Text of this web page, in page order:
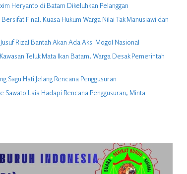
Heryanto di Batam Dikeluhkan Pelanggan
Final, Kuasa Hukum Warga Nilai Tak Manusiawi dan
Rizal Bantah Akan Ada Aksi Mogol Nasional
Teluk Mata Ikan Batam, Warga Desak Pemerintah
Sagu Hati Jelang Rencana Penggusuran
Sawato Laia Hadapi Rencana Penggusuran, Minta